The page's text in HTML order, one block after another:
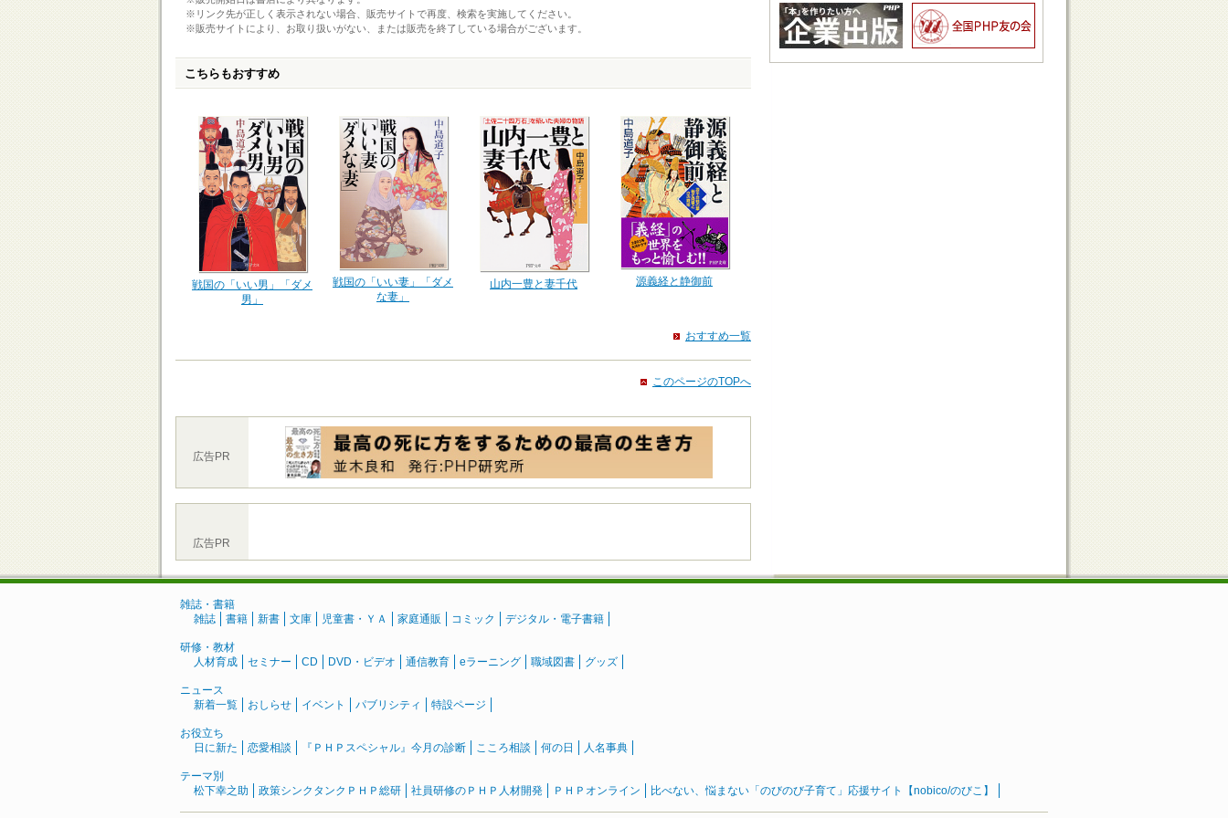
※リンク先が正しく表示されない場合、販売サイトで再度、検索を実施してください。
※販売サイトにより、お取り扱いがない、または販売を終了している場合がございます。
こちらもおすすめ
戦国の「いい男」「ダメ
男」
戦国の「いい妻」「ダメ
な妻」
山内一豊と妻千代 源義経と静御前
おすすめ一覧
このページのTOPへ
広告PR
広告PR
雑誌・書籍
雑誌
書籍 新書 文庫 児童書・ＹＡ 家庭通販 コミック デジタル・電子書籍
研修・教材
人材育成
セミナー CD DVD・ビデオ 通信教育 eラーニング 職域図書 グッズ
ニュース
新着一覧
おしらせ イベント パブリシティ 特設ページ
お役立ち
日に新た
恋愛相談 『ＰＨＰスペシャル』今月の診断 こころ相談 何の日 人名事典
テーマ別
松下幸之助
政策シンクタンクＰＨＰ総研 社員研修のＰＨＰ人材開発 ＰＨＰオンライン 比べない、悩まない「のびのび子育て」応援サイト【nobico/のびこ】